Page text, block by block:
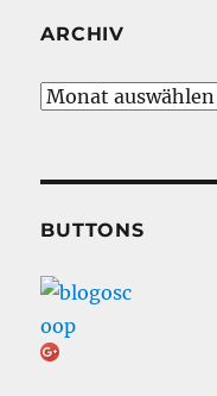
ARCHIV
Archiv
BUTTONS